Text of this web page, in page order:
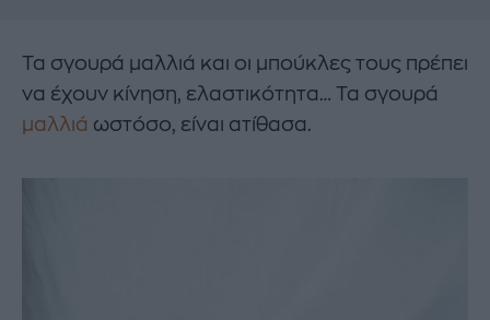
Τα σγουρά μαλλιά και οι μπούκλες τους πρέπει
να έχουν κίνηση, ελαστικότητα… Τα σγουρά
μαλλιά ωστόσο, είναι ατίθασα.